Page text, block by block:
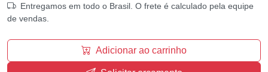
Entregamos em todo o Brasil. O frete é calculado pela equipe
de vendas.
Adicionar ao carrinho